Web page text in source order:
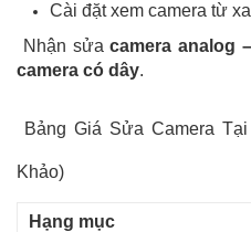
Cài đặt xem camera từ
Nhận sửacamera analog
camera có dây.
Bảng Giá Sửa Camera
Khảo)
Hạng mục